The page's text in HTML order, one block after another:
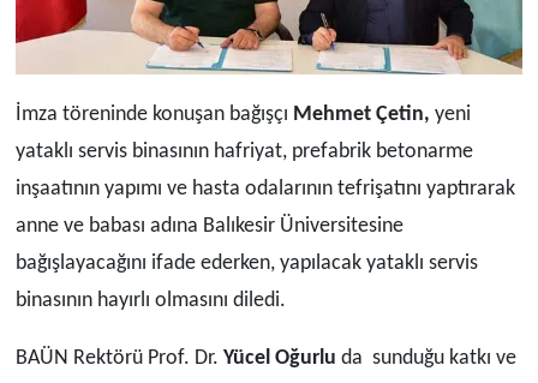
İmza töreninde konuşan bağışçı Mehmet Çetin, yeni
yataklı servis binasının hafriyat, prefabrik betonarme
inşaatının yapımı ve hasta odalarının tefrişatını yaptırarak
anne ve babası adına Balıkesir Üniversitesine
bağışlayacağını ifade ederken, yapılacak yataklı servis
binasının hayırlı olmasını diledi.
BAÜN Rektörü Prof. Dr. Yücel Oğurlu da sunduğu katkı ve